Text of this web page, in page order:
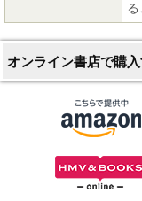
オンライン書店で購